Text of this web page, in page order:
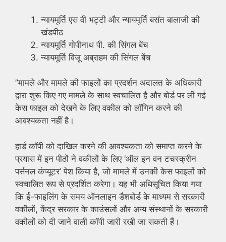
न्यायमूर्ति एस वी भट्टी और न्यायमूर्ति बसंत बालाजी की
खंडपीठ
न्यायमूर्ति गोपीनाथ पी. की सिंगल बेंच
न्यायमूर्ति विजू अब्राहम की सिंगल बेंच
”मामले और मामले की फाइलों का प्रदर्शन अदालत के अधिकारी
द्वारा शुरू किए गए मामले के साथ स्वचालित है और बोर्ड पर ली गई
केस फाइल को देखने के लिए वकील को लॉगिन करने की
आवश्यकता नहीं है।
हार्ड कॉपी को दाखिल करने की आवश्यकता को समाप्त करने के
प्रयास में इन पीठों ने वकीलों के लिए ‘ऑल इन वन टचस्क्रीन
पर्सनल कंप्यूटर’ पेश किया है, जो मामले में उनकी केस फाइलों को
स्वचालित रूप से प्रदर्शित करेगा। यह भी अधिसूचित किया गया
कि ई-फाइलिंग के समय ऑनलाइन डैशबोर्ड के माध्यम से सरकारी
वकीलों, केंद्र सरकार के काउंसलों और अन्य संस्थानों के सरकारी
वकीलों को दी जाने वाली कॉपी जारी रखी जा सकती हैं।